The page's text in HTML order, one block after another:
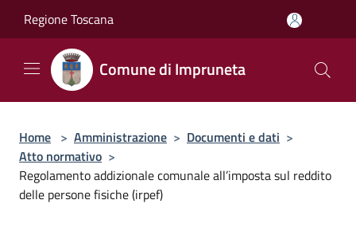
Regione Toscana
Comune di Impruneta
Home > Amministrazione > Documenti e dati >
Atto normativo >
Regolamento addizionale comunale all’imposta sul reddito
delle persone fisiche (irpef)